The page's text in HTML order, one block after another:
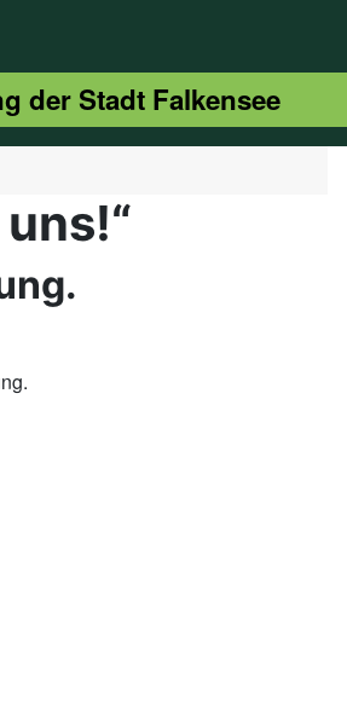
der Stadt Falkensee